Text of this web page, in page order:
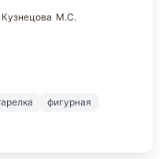
М.С.
фигурная